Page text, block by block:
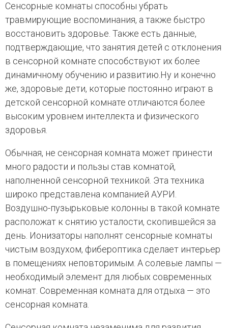
Сенсорные комнаты способны убрать
травмирующие воспоминания, а также быстро
восстановить здоровье. Также есть данные,
подтверждающие, что занятия детей с отклонения
в сенсорной комнате способствуют их более
динамичному обучению и развитию.Ну и конечно
же, здоровые дети, которые постоянно играют в
детской сенсорной комнате отличаются более
высоким уровнем интеллекта и физического
здоровья.
Обычная, не сенсорная комната может принести
много радости и пользы став комнатой,
наполненной сенсорной техникой. Эта техника
широко представлена компанией АУРИ.
Воздушно-пузырьковые колонны в такой комнате
расположат к снятию усталости, скопившейся за
день. Ионизаторы наполнят сенсорные комнаты
чистым воздухом, фибероптика сделает интерьер
в помещениях неповторимым. А солевые лампы —
необходимый элемент для любых современных
комнат. Современная комната для отдыха — это
сенсорная комната.